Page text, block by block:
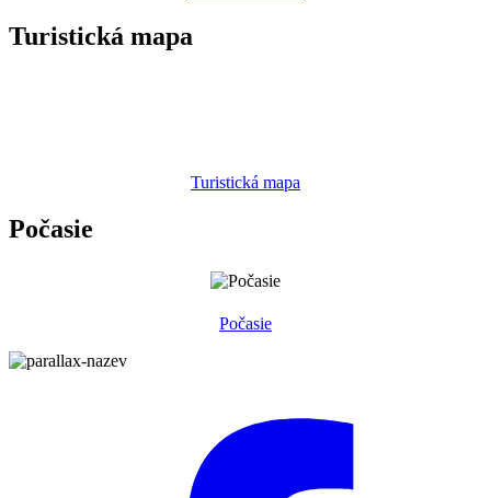
Turistická mapa
Turistická mapa
Počasie
Počasie